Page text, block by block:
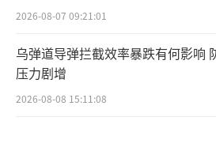
2026-08-07 09:21:01
乌弹道导弹拦截效率暴跌有何影响
压力剧增
2026-08-08 15:11:08